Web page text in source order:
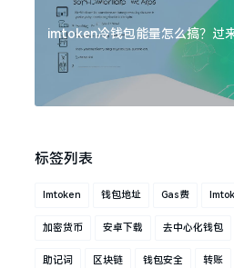
imtoken冷钱包能量怎么搞？过
标签列表
Imtoken 钱包地址 Gas费
加密货币 安卓下载 去中心化钱包
助记词 区块链 钱包安全 转账